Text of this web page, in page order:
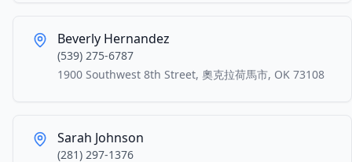
Beverly Hernandez
(539) 275-6787
1900 Southwest 8th Street, 奧克拉荷馬市, OK 73108
Sarah Johnson
(281) 297-1376